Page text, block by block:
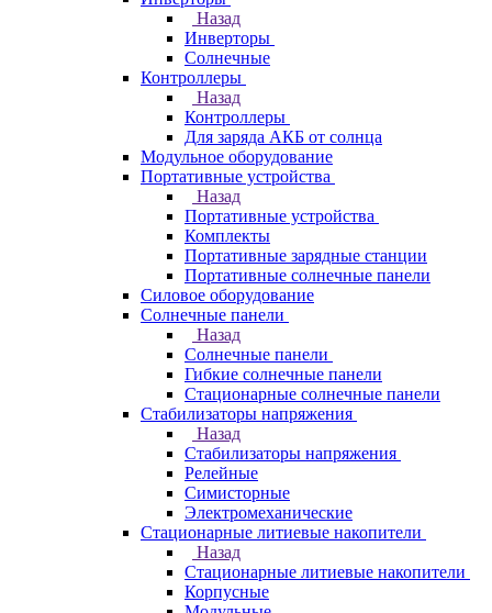
Назад
Инверторы
Солнечные
Контроллеры
Назад
Контроллеры
Для заряда АКБ от солнца
Модульное оборудование
Портативные устройства
Назад
Портативные устройства
Комплекты
Портативные зарядные станции
Портативные солнечные панели
Силовое оборудование
Солнечные панели
Назад
Солнечные панели
Гибкие солнечные панели
Стационарные солнечные панели
Стабилизаторы напряжения
Назад
Стабилизаторы напряжения
Релейные
Симисторные
Электромеханические
Стационарные литиевые накопители
Назад
Стационарные литиевые накопители
Корпусные